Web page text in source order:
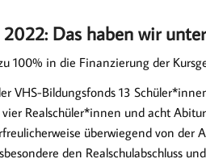
2022: Das haben wir
100% in die Finanzierung der
VHS-Bildungsfonds 13
Realschüler*innen und acht
überwiegend von der
den Realschulabschluss